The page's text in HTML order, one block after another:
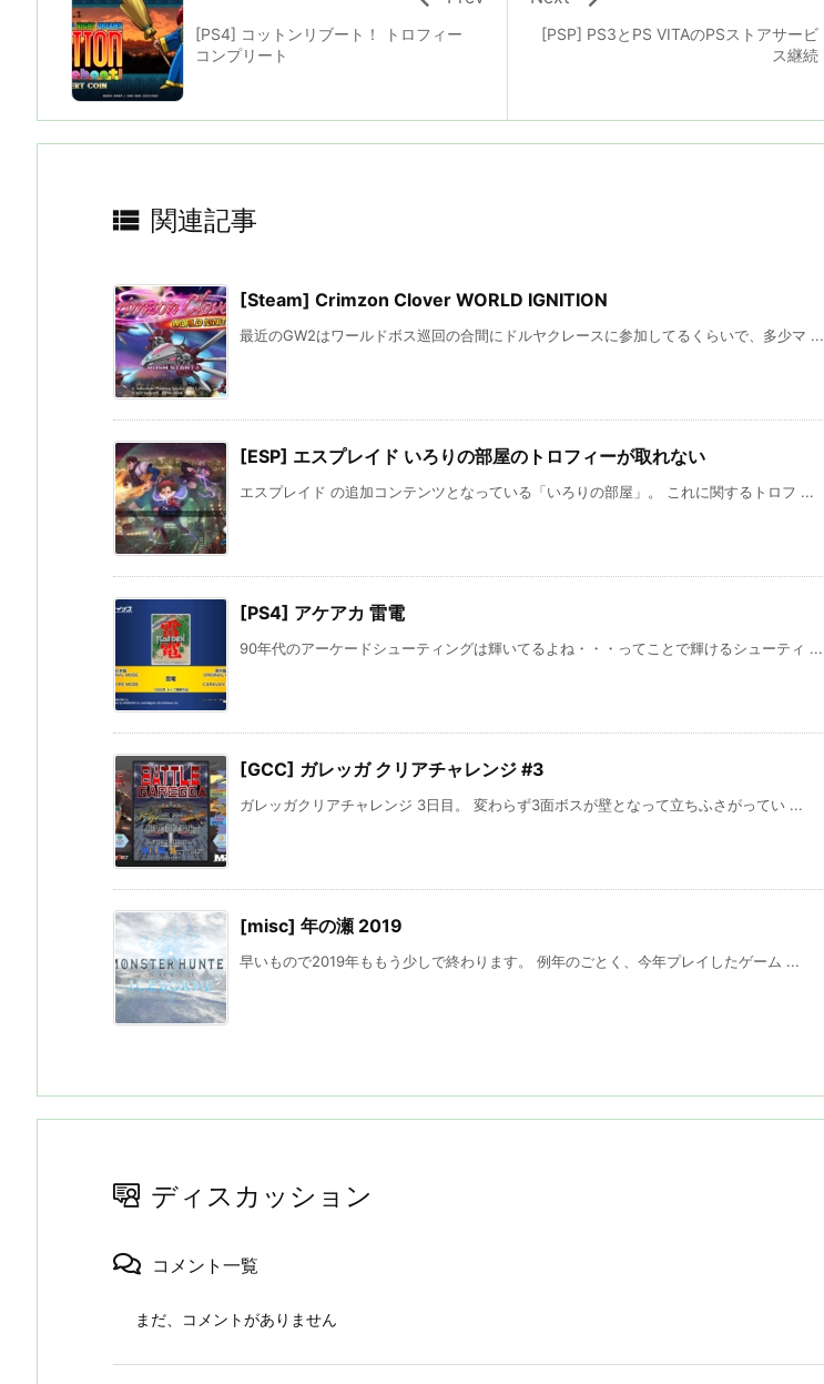
[PSP] PS3とPS VITAのPSストアサービ
ス継続
[PS4] コットンリブート！ トロフィー
コンプリート
 関連記事
[Steam] Crimzon Clover WORLD IGNITION
最近のGW2はワールドボス巡回の合間にドルヤクレースに参加してるくらいで、多少マ ...
[ESP] エスプレイド いろりの部屋のトロフィーが取れない
エスプレイド の追加コンテンツとなっている「いろりの部屋」。 これに関するトロフ ...
[PS4] アケアカ 雷電
90年代のアーケードシューティングは輝いてるよね・・・ってことで輝けるシューティ ...
[GCC] ガレッガ クリアチャレンジ #3
ガレッガクリアチャレンジ 3日目。 変わらず3面ボスが壁となって立ちふさがってい ...
[misc] 年の瀬 2019
早いもので2019年ももう少しで終わります。 例年のごとく、今年プレイしたゲーム ...
ディスカッション
コメント一覧
まだ、コメントがありません